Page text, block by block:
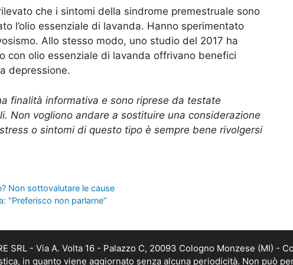
che i sintomi della sindrome premestruale sono
l’olio essenziale di lavanda. Hanno sperimentato
Allo stesso modo, uno studio del 2017 ha
con olio essenziale di lavanda offrivano benefici
depressione.
finalità informativa e sono riprese da testate
Non vogliono andare a sostituire una considerazione
o sintomi di questo tipo è sempre bene rivolgersi
Non sottovalutare le cause
“Preferisco non parlarne”
SRL - Via A. Volta 16 - Palazzo C, 20093 Cologno Monzese (MI) -
in quanto viene aggiornato senza alcuna periodicità. Non può